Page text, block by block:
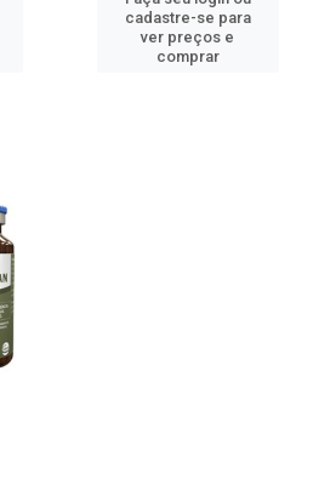
cadastre-se para
ver preços e
comprar